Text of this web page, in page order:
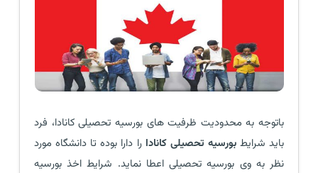
باتوجه به محدودیت ظرفیت های بورسیه تحصیلی کانادا، فرد
باید شرایطبورسیه تحصیلی کانادا را دارا بوده تا دانشگاه مورد
نظر به وی بورسیه تحصیلی اعطا نماید. شرایط اخذ بورسیه